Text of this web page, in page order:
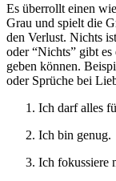
Es überrollt einen
Grau und spielt die
den Verlust. Nichts
oder “Nichts” gibt
geben können.
oder Sprüche bei
Ich darf alles
Ich bin genug.
Ich fokussiere